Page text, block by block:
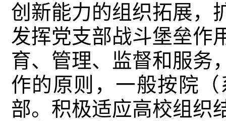
创新能力的组织拓展，
发挥党支部战斗堡垒作
育、管理、监督和服务
作的原则，一般按院
部。积极适应高校组织